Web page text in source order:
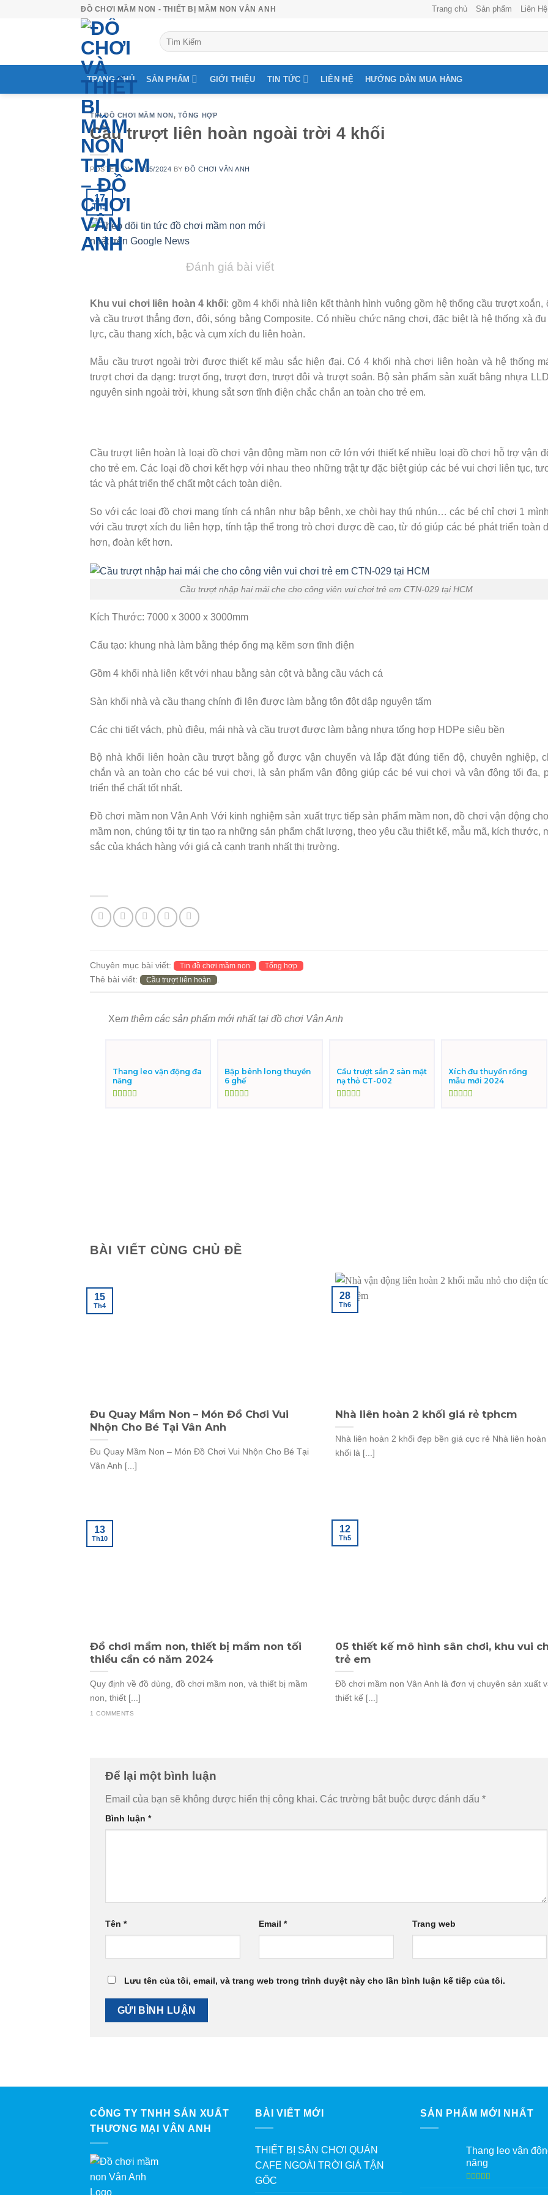
ĐỒ CHƠI MẦM NON - THIẾT BỊ MẦM NON VÂN ANH Trang chủ Sản phẩm Liên Hệ
Tìm
kiếm:
TRANG CHỦ SẢN PHẨM GIỚI THIỆU TIN TỨC LIÊN HỆ HƯỚNG DẪN MUA HÀNG
TIN ĐỒ CHƠI MẦM NON, TỔNG HỢP
Cầu trượt liên hoàn ngoài trời 4 khối
POSTED ON 17/05/2024 BYĐỒ CHƠI VÂN ANH
17
Th5
Đánh giá bài viết
Khu vui chơi liên hoàn 4 khối: gồm 4 khối nhà liên kết thành hình vuông gồm hệ thống cầu trượt xoắn,
và cầu trượt thẳng đơn, đôi, sóng bằng Composite. Có nhiều chức năng chơi, đặc biệt là hệ thống xà đu
lực, cầu thang xích, bậc và cụm xích đu liên hoàn.
Mẫu cầu trượt ngoài trời được thiết kế màu sắc hiện đại. Có 4 khối nhà chơi liên hoàn và hệ thống
trượt chơi đa dạng: trượt ống, trượt đơn, trượt đôi và trượt soắn. Bộ sản phẩm sản xuất bằng nhựa
nguyên sinh ngoài trời, khung sắt sơn tĩnh điện chắc chắn an toàn cho trẻ em.
Cầu trượt liên hoàn là loại đồ chơi vận động mầm non cỡ lớn với thiết kế nhiều loại đồ chơi hỗ trợ vận
cho trẻ em. Các loại đồ chơi kết hợp với nhau theo những trật tự đặc biệt giúp các bé vui chơi liên tục,
tác và phát triển thể chất một cách toàn diện.
So với các loại đồ chơi mang tính cá nhân như bập bênh, xe chòi hay thú nhún… các bé chỉ chơi 1
với cầu trượt xích đu liên hợp, tính tập thể trong trò chơi được đề cao, từ đó giúp các bé phát triển toàn
hơn, đoàn kết hơn.
Cầu trượt nhập hai mái che cho công viên vui chơi trẻ em CTN-029 tại HCM
Kích Thước: 7000 x 3000 x 3000mm
Cấu tạo: khung nhà làm bằng thép ống mạ kẽm sơn tĩnh điện
Gồm 4 khối nhà liên kết với nhau bằng sàn cột và bằng cầu vách cá
Sàn khối nhà và cầu thang chính đi lên được làm bằng tôn đột dập nguyên tấm
Các chi tiết vách, phù điêu, mái nhà và cầu trượt được làm bằng nhựa tổng hợp HDPe siêu bền
Bộ nhà khối liên hoàn cầu trượt bằng gỗ được vận chuyển và lắp đặt đúng tiến độ, chuyên nghiệp,
chắn và an toàn cho các bé vui chơi, là sản phẩm vận động giúp các bé vui chơi và vận động tối đa,
triển thể chất tốt nhất.
Đồ chơi mầm non Vân Anh Với kinh nghiệm sản xuất trực tiếp sản phẩm mầm non, đồ chơi vận động
mầm non, chúng tôi tự tin tạo ra những sản phẩm chất lượng, theo yêu cầu thiết kế, mẫu mã, kích thước,
sắc của khách hàng với giá cả cạnh tranh nhất thị trường.
Chuyên mục bài viết: Tin đồ chơi mầm non Tổng hợp
Thẻ bài viết: Cầu trượt liên hoàn
Xem thêm các sản phẩm mới nhất tại đồ chơi Vân Anh
Thang leo vận động đa
năng
Bập bênh long thuyền
6 ghế
Cầu trượt sắn 2 sàn mặt
nạ thỏ CT-002
Xích đu thuyền rồng
mẫu mới 2024
BÀI VIẾT CÙNG CHỦ ĐỀ
Đu Quay Mầm Non – Món Đồ Chơi Vui
Nhộn Cho Bé Tại Vân Anh
Đu Quay Mầm Non – Món Đồ Chơi Vui Nhộn Cho Bé Tại
Vân Anh [...]
15
Th4
Nhà liên hoàn 2 khối giá rẻ tphcm
Nhà liên hoàn 2 khối đẹp bền giá cực rẻ Nhà liên hoàn
khối là [...]
28
Th6
Đồ chơi mầm non, thiết bị mầm non tối
thiểu cần có năm 2024
Quy định về đồ dùng, đồ chơi mầm non, và thiết bị mầm
non, thiết [...]
1 COMMENTS
13
Th10
05 thiết kế mô hình sân chơi, khu vui
trẻ em
Đồ chơi mầm non Vân Anh là đơn vị chuyên sản xuất
thiết kế [...]
12
Th5
Để lại một bình luận
Email của bạn sẽ không được hiển thị công khai. Các trường bắt buộc được đánh dấu *
Bình luận *
Tên * Email * Trang web
Lưu tên của tôi, email, và trang web trong trình duyệt này cho lần bình luận kế tiếp của tôi.
CÔNG TY TNHH SẢN XUẤT
THƯƠNG MẠI VÂN ANH
BÀI VIẾT MỚI
THIẾT BỊ SÂN CHƠI QUÁN
CAFE NGOÀI TRỜI GIÁ TẬN
GỐC
SẢN PHẨM MỚI NHẤT
Thang leo vận
năng